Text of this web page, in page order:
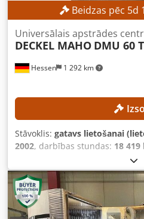
Beidzas pēc 5d
Hessen 1 292 km
Universālais apstrādes
DECKEL MAHO DMU 60 T
Stāvoklis: gatavs lietošanai
2002, darbības stundas: 18 419
, X assis
pārvietošanās attālums:560
attālums:
560 mm,
350 kg , instrumentu magazīna
noteiktas minimālās cenas –